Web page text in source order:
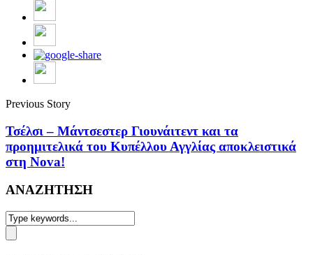
Previous Story
Τσέλσι – Μάντσεστερ Γιουνάιτεντ και τα
προημιτελικά του Κυπέλλου Αγγλίας αποκλειστικά
στη Nova!
ΑΝΑΖΗΤΗΣΗ